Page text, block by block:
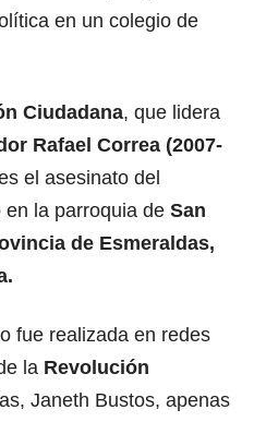
en un colegio de
Ciudadana, que lidera
Rafael Correa (2007-
el asesinato del
la parroquia de San
de Esmeraldas,
fue realizada en redes
la Revolución
Janeth Bustos, apenas